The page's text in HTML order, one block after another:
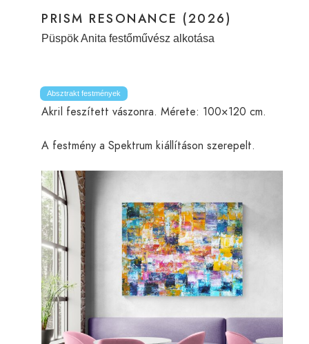
PRISM RESONANCE (2026)
Püspök Anita festőművész alkotása
Absztrakt festmények
Akril feszített vászonra. Mérete: 100×120 cm.
A festmény a Spektrum kiállításon szerepelt.